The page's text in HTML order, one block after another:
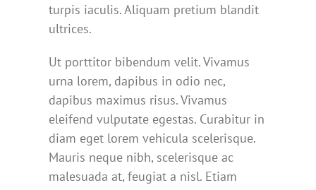
turpis iaculis. Aliquam pretium blandit
ultrices.
Ut porttitor bibendum velit. Vivamus
urna lorem, dapibus in odio nec,
dapibus maximus risus. Vivamus
eleifend vulputate egestas. Curabitur in
diam eget lorem vehicula scelerisque.
Mauris neque nibh, scelerisque ac
malesuada at, feugiat a nisl. Etiam